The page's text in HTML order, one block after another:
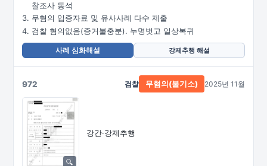
찰조사 동석
무혐의 입증자료 및 유사사례 다수 제출
검찰 혐의없음(증거불충분). 누명벗고 일상복귀
사례 심화해설 강제추행 해설
972
강간·강제추행
검찰 무혐의(불기소) 2025년 11월